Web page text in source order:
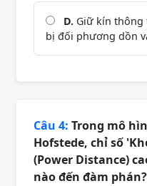
D. Giữ kín
bị đối phương dồn
Câu 4: Trong mô
Hofstede, chỉ số
(Power Distance)
nào đến đàm phán?